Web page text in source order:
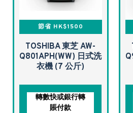
節省 HK$1500
TOSHIBA 東芝 AW-
Q801APH(WW) 日式洗
衣機 (7 公斤)
轉數快或銀行轉
賬付款